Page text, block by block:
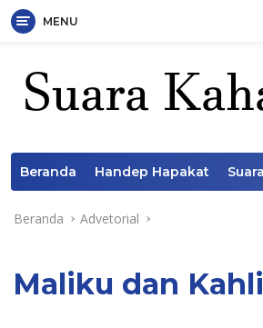
MENU
Beranda Handep Hapakat
Beranda Advetorial
Maliku dan